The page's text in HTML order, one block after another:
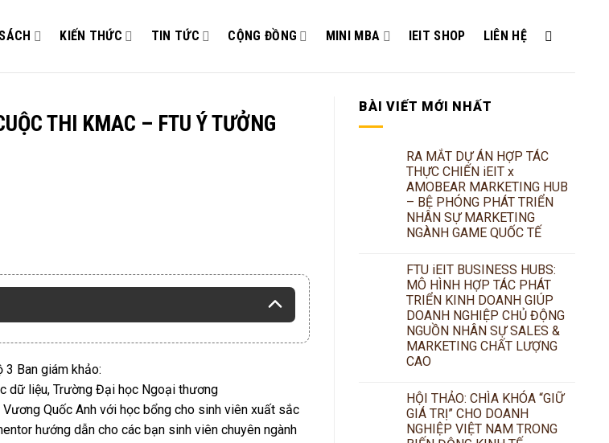
KIẾN THỨC TIN TỨC CỘNG ĐỒNG MINI MBA IEIT SHOP LIÊN HỆ
THI KMAC – FTU Ý TƯỞNG
3 Ban giám khảo:
dữ liệu, Trường Đại học Ngoại thương
Quốc Anh với học bổng cho sinh viên xuất sắc
hướng dẫn cho các bạn sinh viên chuyên ngành
BÀI VIẾT MỚI NHẤT
RA MẮT DỰ ÁN HỢP TÁC
THỰC CHIẾN iEIT x
AMOBEAR MARKETING HUB
– BỆ PHÓNG PHÁT TRIỂN
NHÂN SỰ MARKETING
NGÀNH GAME QUỐC TẾ
FTU iEIT BUSINESS HUBS:
MÔ HÌNH HỢP TÁC PHÁT
TRIỂN KINH DOANH GIÚP
DOANH NGHIỆP CHỦ ĐỘNG
NGUỒN NHÂN SỰ SALES &
MARKETING CHẤT LƯỢNG
CAO
HỘI THẢO: CHÌA KHÓA “GIỮ
GIÁ TRỊ” CHO DOANH
NGHIỆP VIỆT NAM TRONG